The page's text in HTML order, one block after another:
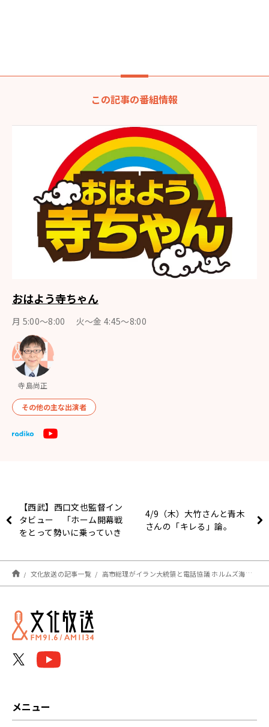
この記事の番組情報
おはよう寺ちゃん
月 5:00～8:00 火～金 4:45～8:00
寺島尚正
その他の主な出演者
【西武】西口文也監督イン
タビュー 「ホーム開幕戦
をとって勢いに乗っていき
4/9（木）大竹さんと青木
さんの「キレる」論。
文化放送の記事一覧 高市総理がイラン大統領と電話協議 ホルムズ海峡の安全航行を要請
メニュー